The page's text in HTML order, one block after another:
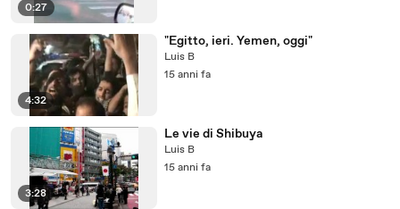
0:27
4:32
"Egitto, ieri. Yemen, oggi"
Luis B
15 anni fa
3:28
Le vie di Shibuya
Luis B
15 anni fa